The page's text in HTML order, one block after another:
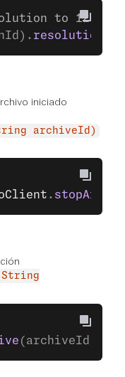
to
resolution
iniciado
archiveId)
.
(archiveId);